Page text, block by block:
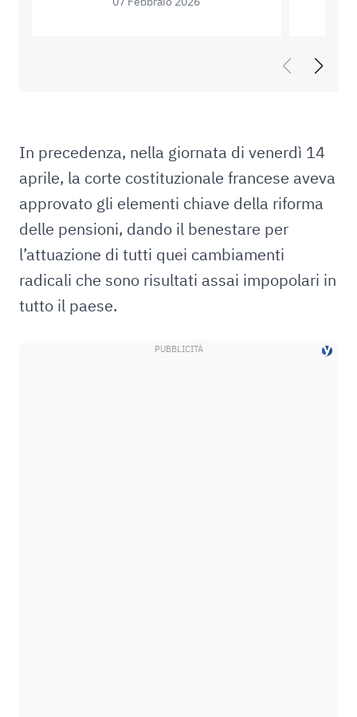
In precedenza, nella giornata di venerdì 14
aprile, la corte costituzionale francese aveva
approvato gli elementi chiave della riforma
delle pensioni, dando il benestare per
l’attuazione di tutti quei cambiamenti
radicali che sono risultati assai impopolari in
tutto il paese.